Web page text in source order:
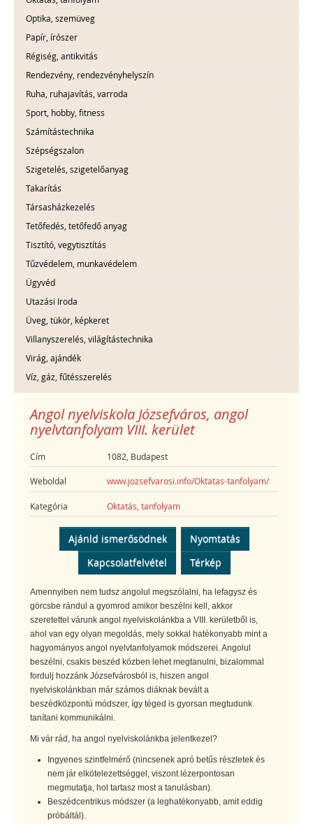
Optika, szemüveg
Papír, írószer
Régiség, antikvitás
Rendezvény, rendezvényhelyszín
Ruha, ruhajavítás, varroda
Sport, hobby, fitness
Számítástechnika
Szépségszalon
Szigetelés, szigetelőanyag
Takarítás
Társasházkezelés
Tetőfedés, tetőfedő anyag
Tisztító, vegytisztítás
Tűzvédelem, munkavédelem
Ügyvéd
Utazási Iroda
Üveg, tükör, képkeret
Villanyszerelés, világítástechnika
Virág, ajándék
Víz, gáz, fűtésszerelés
Angol nyelviskola Józsefváros, angol
nyelvtanfolyam VIII. kerület
Cím 1082, Budapest
Weboldal www.jozsefvarosi.info/Oktatas-tanfolyam/
Kategória Oktatás, tanfolyam
Ajánld ismerősödnek
Nyomtatás
Kapcsolatfelvétel
Térkép
Amennyiben nem tudsz angolul megszólalni, ha lefagysz és
görcsbe rándul a gyomrod amikor beszélni kell, akkor
szeretettel várunk angol nyelviskolánkba a VIII. kerületből is,
ahol van egy olyan megoldás, mely sokkal hatékonyabb mint a
hagyományos angol nyelvtanfolyamok módszerei. Angolul
beszélni, csakis beszéd közben lehet megtanulni, bizalommal
fordulj hozzánk Józsefvárosból is, hiszen angol
nyelviskolánkban már számos diáknak bevált a
beszédközpontú módszer, így téged is gyorsan megtudunk
tanítani kommunikálni.
Mi vár rád, ha angol nyelviskolánkba jelentkezel?
Ingyenes szintfelmérő (nincsenek apró betűs részletek és
nem jár elkötelezettséggel, viszont lézerpontosan
megmutatja, hol tartasz most a tanulásban).
Beszédcentrikus módszer (a leghatékonyabb, amit eddig
próbáltál).